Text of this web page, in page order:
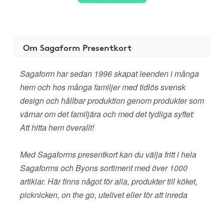
Om Sagaform Presentkort
Sagaform har sedan 1996 skapat leenden i många
hem och hos många familjer med tidlös svensk
design och hållbar produktion genom produkter som
värnar om det familjära och med det tydliga syftet:
Att hitta hem överallt!
Med Sagaforms presentkort kan du välja fritt i hela
Sagaforms och Byons sortiment med över 1000
artiklar. Här finns något för alla, produkter till köket,
picknicken, on the go, utelivet eller för att inreda